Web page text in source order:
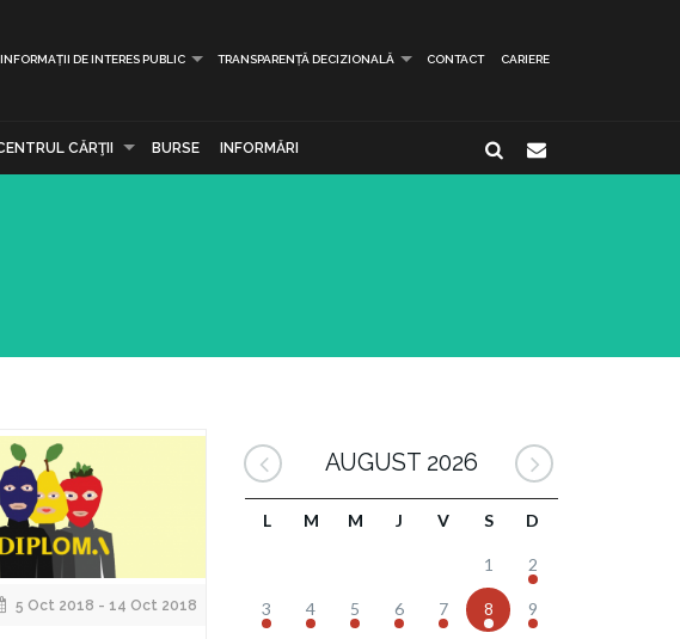
INFORMAȚII DE INTERES PUBLIC TRANSPARENȚĂ DECIZIONALĂ CONTACT CARIERE
CĂRŢII BURSE INFORMĂRI
5 Oct 2018 - 14 Oct 2018
AUGUST 2026
L M M J V S D
1 2
3 4 5 6 7 8 9